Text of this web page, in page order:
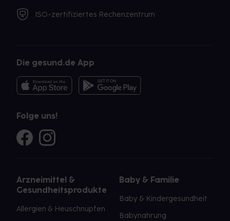
ISO-zertifiziertes Rechenzentrum
Die gesund.de App
Folge uns!
Arzneimittel &
Gesundheitsprodukte
Allergien & Heuschnupfen
Baby & Familie
Baby & Kindergesundheit
Babynahrung